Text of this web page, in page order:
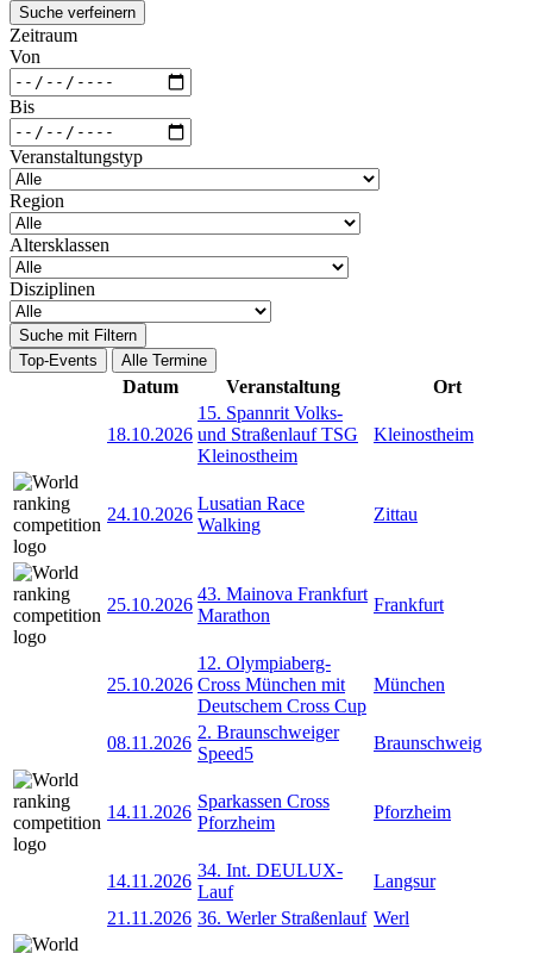
Suche verfeinern
Zeitraum
Von
Bis
Veranstaltungstyp
Region
Altersklassen
Disziplinen
Suche mit Filtern
Top-Events
Alle Termine
Datum Veranstaltung Ort
18.10.2026
15. Spannrit Volks-
und Straßenlauf TSG
Kleinostheim
Kleinostheim
24.10.2026
Lusatian Race
Walking
Zittau
25.10.2026
43. Mainova Frankfurt
Marathon
Frankfurt
25.10.2026
12. Olympiaberg-
Cross München mit
Deutschem Cross Cup
München
08.11.2026
2. Braunschweiger
Speed5
Braunschweig
14.11.2026
Sparkassen Cross
Pforzheim
Pforzheim
14.11.2026
34. Int. DEULUX-
Lauf
Langsur
21.11.2026 36. Werler Straßenlauf Werl